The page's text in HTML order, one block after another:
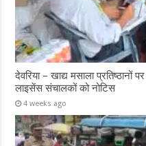
देवरिया – खाद्य मसाला प्रतिष्ठानों
लाइसेंस संचालकों को नोटिस
4 weeks ago